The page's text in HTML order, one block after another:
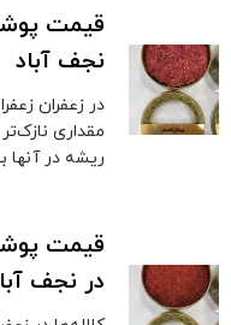
قیمت
نجف آباد
در زعفران
مقداری
ریشه در آنها
قیمت
در نجف